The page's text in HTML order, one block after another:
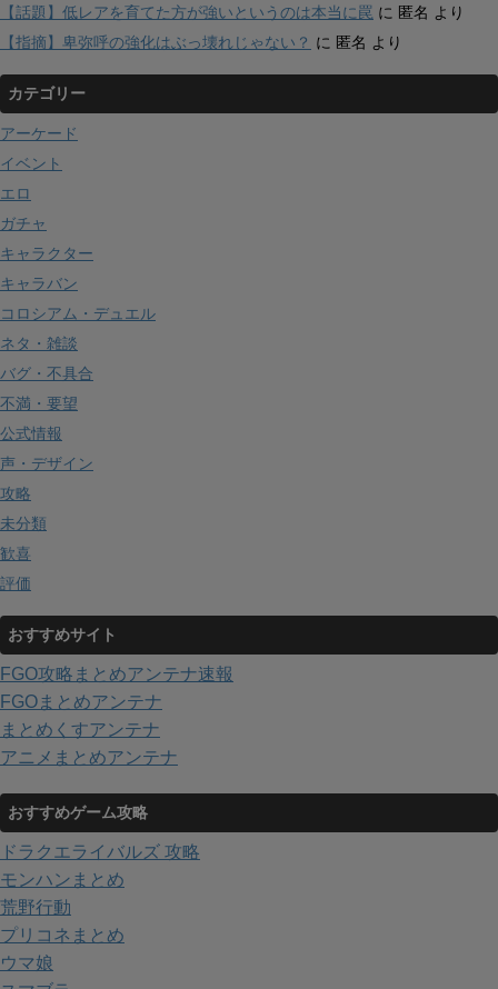
【話題】低レアを育てた方が強いというのは本当に罠 に 匿名 より
【指摘】卑弥呼の強化はぶっ壊れじゃない？ に 匿名 より
カテゴリー
アーケード
イベント
エロ
ガチャ
キャラクター
キャラバン
コロシアム・デュエル
ネタ・雑談
バグ・不具合
不満・要望
公式情報
声・デザイン
攻略
未分類
歓喜
評価
おすすめサイト
FGO攻略まとめアンテナ速報
FGOまとめアンテナ
まとめくすアンテナ
アニメまとめアンテナ
おすすめゲーム攻略
ドラクエライバルズ 攻略
モンハンまとめ
荒野行動
プリコネまとめ
ウマ娘